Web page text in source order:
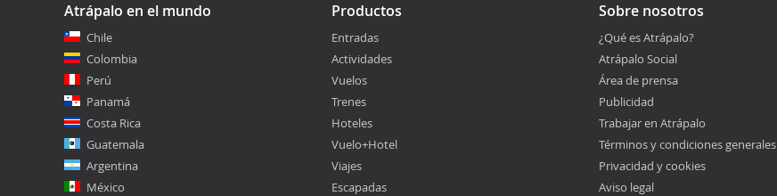
Atrápalo en el mundo
Chile
Colombia
Perú
Panamá
Costa Rica
Guatemala
Argentina
México
Productos
Entradas
Actividades
Vuelos
Trenes
Hoteles
Vuelo+Hotel
Viajes
Escapadas
Sobre nosotros
¿Qué es Atrápalo?
Atrápalo Social
Área de prensa
Publicidad
Trabajar en Atrápalo
Términos y condiciones generales
Privacidad y cookies
Aviso legal